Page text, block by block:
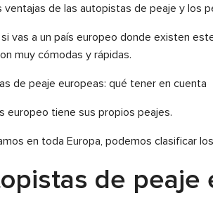
ventajas de las autopistas de peaje y los
vas a un país europeo donde existen
muy cómodas y rápidas.
de peaje europeas: qué tener en cuenta
europeo tiene sus propios peajes.
en toda Europa, podemos clasificar
de peaje